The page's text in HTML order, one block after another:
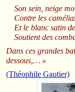
Son sein, neige
Contre les
Et le blanc satin
Soutient des
Dans ces grandes
dessous,… »
(Théophile Gautier)